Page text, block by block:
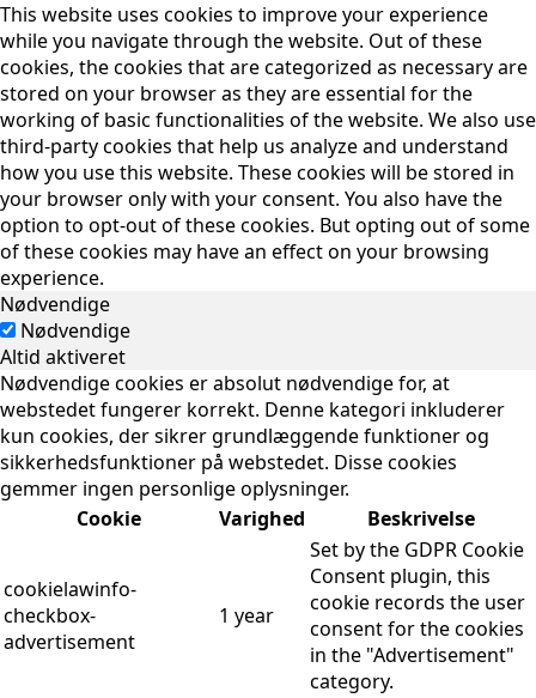
This website uses cookies to improve your experience
while you navigate through the website. Out of these
cookies, the cookies that are categorized as necessary are
stored on your browser as they are essential for the
working of basic functionalities of the website. We also use
third-party cookies that help us analyze and understand
how you use this website. These cookies will be stored in
your browser only with your consent. You also have the
option to opt-out of these cookies. But opting out of some
of these cookies may have an effect on your browsing
experience.
Nødvendige
Nødvendige
Altid aktiveret
Nødvendige cookies er absolut nødvendige for, at
webstedet fungerer korrekt. Denne kategori inkluderer
kun cookies, der sikrer grundlæggende funktioner og
sikkerhedsfunktioner på webstedet. Disse cookies
gemmer ingen personlige oplysninger.
Cookie
Varighed Beskrivelse
cookielawinfo-
checkbox-
advertisement
1 year
Set by the GDPR Cookie
Consent plugin, this
cookie records the user
consent for the cookies
in the "Advertisement"
category.